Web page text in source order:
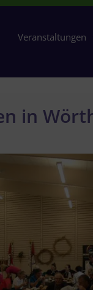
Veranstaltungen
in